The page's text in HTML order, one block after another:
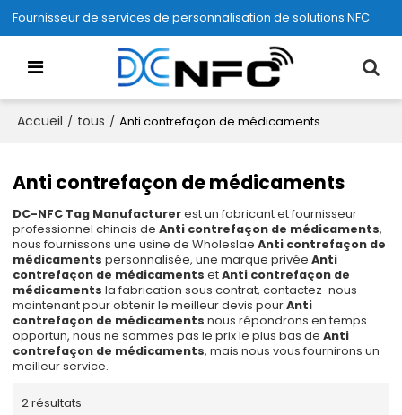
Fournisseur de services de personnalisation de solutions NFC
Accueil / tous / Anti contrefaçon de médicaments
Anti contrefaçon de médicaments
DC-NFC Tag Manufacturerest un fabricant et fournisseur
professionnel chinois deAnti contrefaçon de médicaments,
nous fournissons une usine de WholeslaeAnti contrefaçon de
médicaments personnalisée, une marque privéeAnti
contrefaçon de médicaments etAnti contrefaçon de
médicaments la fabrication sous contrat, contactez-nous
maintenant pour obtenir le meilleur devis pourAnti
contrefaçon de médicaments nous répondrons en temps
opportun, nous ne sommes pas le prix le plus bas deAnti
contrefaçon de médicaments, mais nous vous fournirons un
meilleur service.
2 résultats